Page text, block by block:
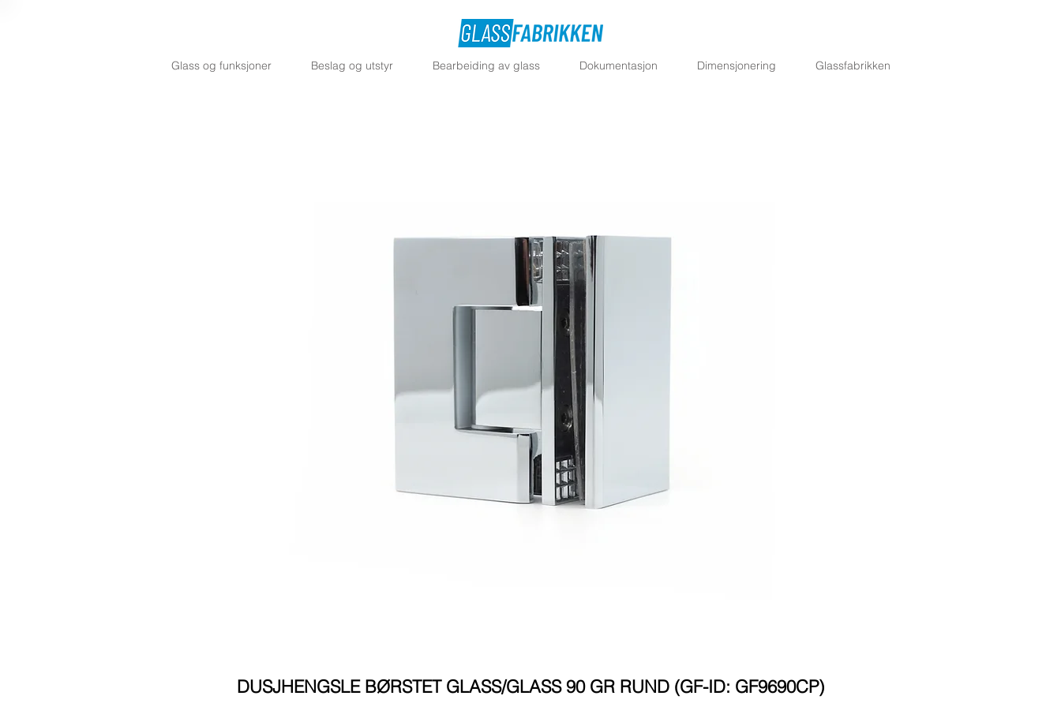
Glass og funksjoner Beslag og utstyr Bearbeiding av glass Dokumentasjon Dimensjonering Glassfabrikken
DUSJHENGSLE BØRSTET GLASS/GLASS 90 GR RUND (GF-ID: GF9690CP)